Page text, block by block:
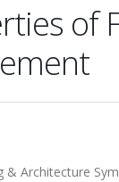
of
& Architecture